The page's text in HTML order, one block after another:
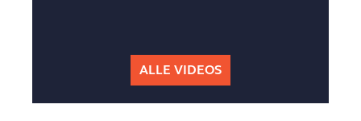
ALLE VIDEOS